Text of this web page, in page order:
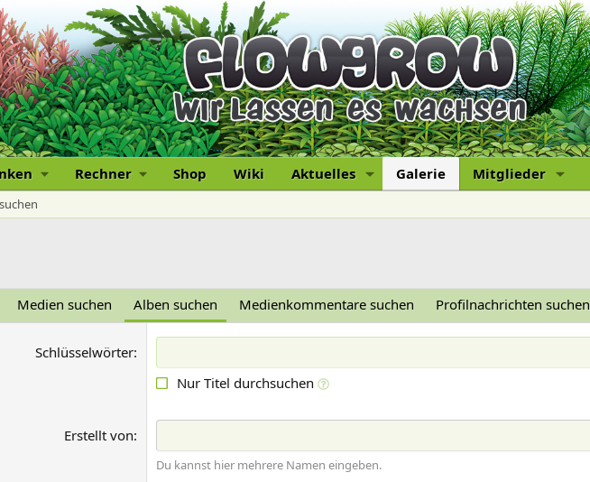
Rechner Shop Wiki Aktuelles Galerie Mitglieder
Medien suchen Alben suchen Medienkommentare suchen Profilnachrichten suchen
Schlüsselwörter
Nur Titel durchsuchen
Erstellt von
Du kannst hier mehrere Namen eingeben.